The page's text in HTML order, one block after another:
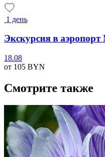
1 день
Экскурсия в
18.08
от 105 BYN
Смотрите также